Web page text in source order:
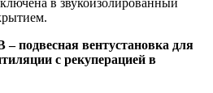
– подвесная вентустановка для
с рекуперацией в